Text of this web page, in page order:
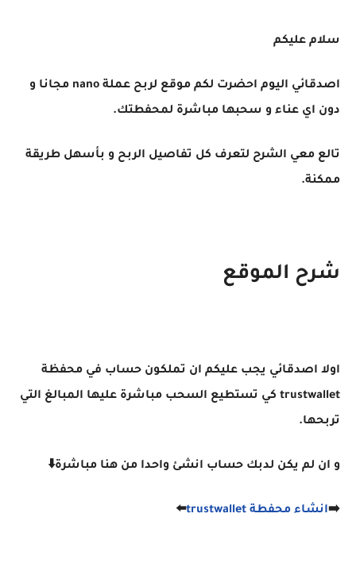
سلام عليكم
اصدقائي اليوم احضرت لكم موقع لربح عملة nano مجانا و
دون اي عناء و سحبها مباشرة لمحفطتك.
تالع معي الشرح لتعرف كل تفاصيل الربح و بأسهل طريقة
ممكنة.
شرح الموقع
اولا اصدقائي يجب عليكم ان تملكون حساب في محفظة
trustwallet كي تستطيع السحب مباشرة عليها المبالغ التي
تربحها.
و ان لم يكن لدبك حساب انشئ واحدا من هنا مباشرة⬇️
➡️انشاء محفطة trustwallet ⬅️